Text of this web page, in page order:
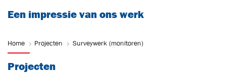
Een impressie van ons werk
Home Projecten Surveywerk (monitoren)
Projecten